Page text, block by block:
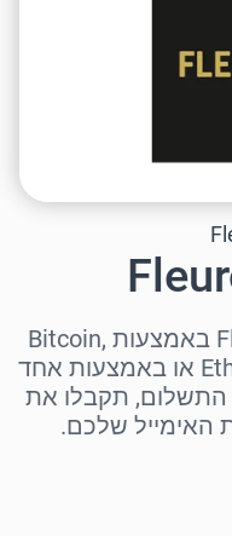
רכשו כרטיסי מתנה של Fleurop באמצעות Bitcoin,
Ethereum, USDC, USDT, Solana או באמצעות אחד
התשלום, תקבלו את
האימייל שלכם.